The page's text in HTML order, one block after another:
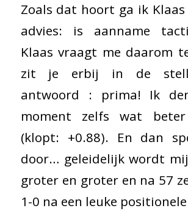
Zoals dat hoort ga ik
advies: is aanname
Klaas vraagt me daarom
zit je erbij in de
antwoord : prima! Ik
moment zelfs wat
(klopt: +0.88). En dan
door… geleidelijk wordt
groter en groter en na 57
1-0 na een leuke